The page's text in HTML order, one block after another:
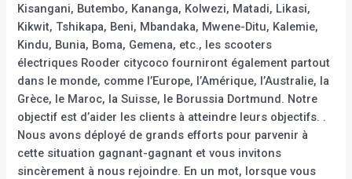
Kisangani, Butembo, Kananga, Kolwezi, Matadi, Likasi,
Kikwit, Tshikapa, Beni, Mbandaka, Mwene-Ditu, Kalemie,
Kindu, Bunia, Boma, Gemena, etc., les scooters
électriques Rooder citycoco fourniront également partout
dans le monde, comme l’Europe, l’Amérique, l’Australie, la
Grèce, le Maroc, la Suisse, le Borussia Dortmund. Notre
objectif est d’aider les clients à atteindre leurs objectifs. .
Nous avons déployé de grands efforts pour parvenir à
cette situation gagnant-gagnant et vous invitons
sincèrement à nous rejoindre. En un mot, lorsque vous